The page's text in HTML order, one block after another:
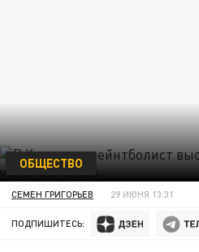
ОБЩЕСТВО
СЕМЕН ГРИГОРЬЕВ 29 ИЮНЯ 13:31
ПОДПИШИТЕСЬ: